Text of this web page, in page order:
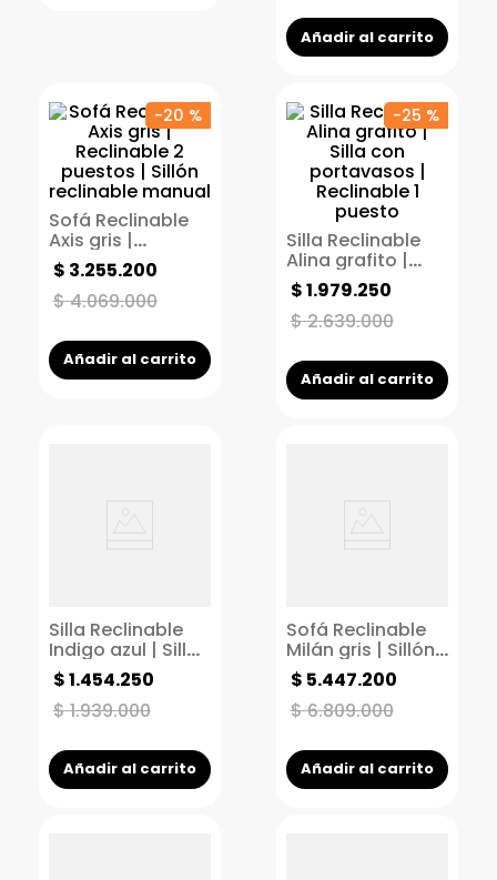
Añadir al carrito
-20 %
Sofá Reclinable
Axis gris |
Reclinable 2
puestos | Sillón
reclinable manual
$4.069.000
$ 3.255.200
Añadir al carrito
-25 %
Silla Reclinable
Alina grafito |
Silla con
portavasos |
Reclinable 1
$2.639.000
$1.979.250
Añadir al carrito
Silla Reclinable
Indigo azul | Silla
giratoria |
Reclinable 1
puesto
$1.939.000
$1.454.250
Añadir al carrito
Sofá Reclinable
Milán gris | Sillón
Reclinable 3
puestos |
Reclinable
$6.809.000
$ 5.447.200
Añadir al carrito